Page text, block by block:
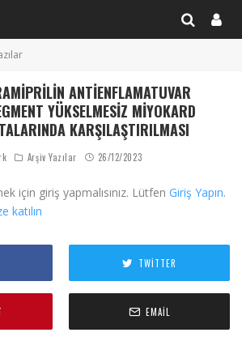
ANTIENFLAMATUVAR
YÜKSELMESIZ MIYOKARD
KARŞILAŞTIRILMASI
Arşiv Yazılar 26/12/2023
için giriş yapmalısınız. Lütfen Giriş Yapın.
katılın
TWITTER
EMAIL